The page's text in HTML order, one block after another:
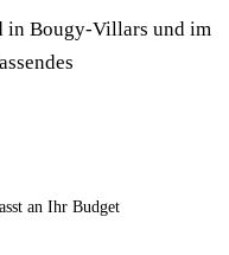
in Bougy-Villars und im
an Ihr Budget